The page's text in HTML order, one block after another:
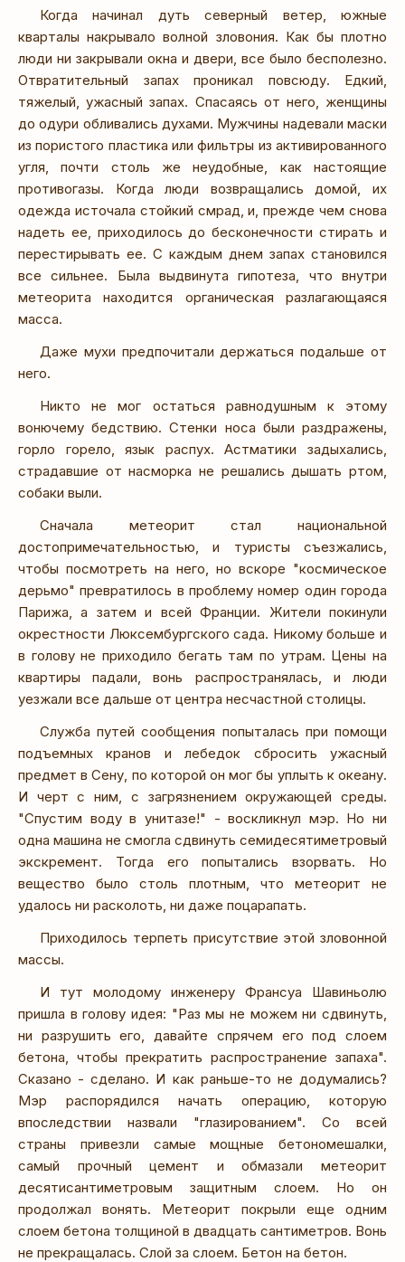
Когда начинал дуть северный ветер, южные
кварталы накрывало волной зловония. Как бы плотно
люди ни закрывали окна и двери, все было бесполезно.
Отвратительный запах проникал повсюду. Едкий,
тяжелый, ужасный запах. Спасаясь от него, женщины
до одури обливались духами. Мужчины надевали маски
из пористого пластика или фильтры из активированного
угля, почти столь же неудобные, как настоящие
противогазы. Когда люди возвращались домой, их
одежда источала стойкий смрад, и, прежде чем снова
надеть ее, приходилось до бесконечности стирать и
перестирывать ее. С каждым днем запах становился
все сильнее. Была выдвинута гипотеза, что внутри
метеорита находится органическая разлагающаяся
масса.
Даже мухи предпочитали держаться подальше от
него.
Никто не мог остаться равнодушным к этому
вонючему бедствию. Стенки носа были раздражены,
горло горело, язык распух. Астматики задыхались,
страдавшие от насморка не решались дышать ртом,
собаки выли.
Сначала метеорит стал национальной
достопримечательностью, и туристы съезжались,
чтобы посмотреть на него, но вскоре "космическое
дерьмо" превратилось в проблему номер один города
Парижа, а затем и всей Франции. Жители покинули
окрестности Люксембургского сада. Никому больше и
в голову не приходило бегать там по утрам. Цены на
квартиры падали, вонь распространялась, и люди
уезжали все дальше от центра несчастной столицы.
Служба путей сообщения попыталась при помощи
подъемных кранов и лебедок сбросить ужасный
предмет в Сену, по которой он мог бы уплыть к океану.
И черт с ним, с загрязнением окружающей среды.
"Спустим воду в унитазе!" - воскликнул мэр. Но ни
одна машина не смогла сдвинуть семидесятиметровый
экскремент. Тогда его попытались взорвать. Но
вещество было столь плотным, что метеорит не
удалось ни расколоть, ни даже поцарапать.
Приходилось терпеть присутствие этой зловонной
массы.
И тут молодому инженеру Франсуа Шавиньолю
пришла в голову идея: "Раз мы не можем ни сдвинуть,
ни разрушить его, давайте спрячем его под слоем
бетона, чтобы прекратить распространение запаха".
Сказано - сделано. И как раньше-то не додумались?
Мэр распорядился начать операцию, которую
впоследствии назвали "глазированием". Со всей
страны привезли самые мощные бетономешалки,
самый прочный цемент и обмазали метеорит
десятисантиметровым защитным слоем. Но он
продолжал вонять. Метеорит покрыли еще одним
слоем бетона толщиной в двадцать сантиметров. Вонь
не прекращалась. Слой за слоем. Бетон на бетон.